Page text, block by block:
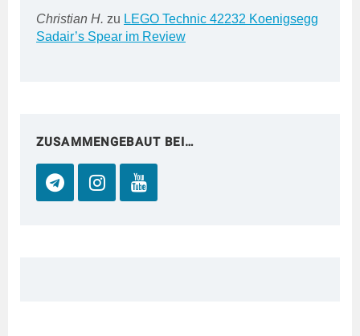
Christian H. zu LEGO Technic 42232 Koenigsegg
Sadair’s Spear im Review
ZUSAMMENGEBAUT BEI…